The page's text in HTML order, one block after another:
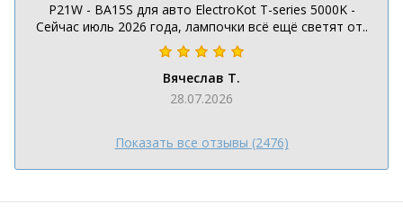
P21W - BA15S для авто ElectroKot T-series 5000K -
Сейчас июль 2026 года, лампочки всё ещё светят от..
Вячеслав Т.
28.07.2026
Показать все отзывы (2476)